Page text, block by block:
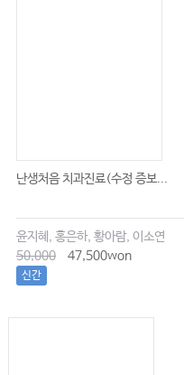
난생처음 치과진료(수정 증보...
윤지혜, 홍은하, 황아람, 이소연
50,000
47,500won
신간